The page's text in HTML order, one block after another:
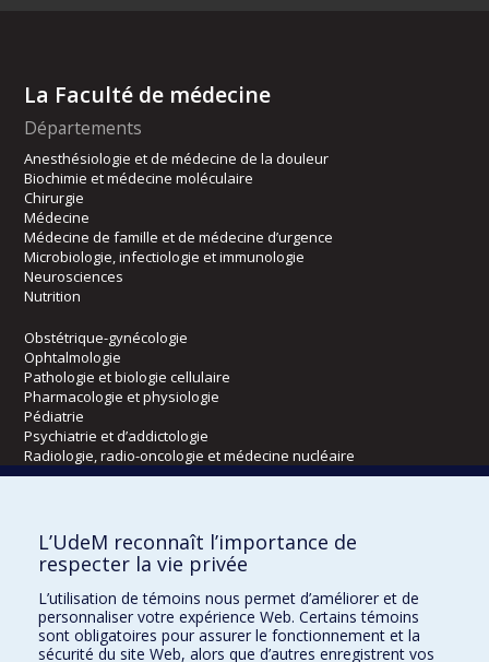
La Faculté de médecine
Départements
Anesthésiologie et de médecine de la douleur
Biochimie et médecine moléculaire
Chirurgie
Médecine
Médecine de famille et de médecine d’urgence
Microbiologie, infectiologie et immunologie
Neurosciences
Nutrition
Obstétrique-gynécologie
Ophtalmologie
Pathologie et biologie cellulaire
Pharmacologie et physiologie
Pédiatrie
Psychiatrie et d’addictologie
Radiologie, radio-oncologie et médecine nucléaire
Écoles
Kinésiologie et des sciences de l’activité physique
Orthophonie et audiologie
Réadaptation
Directions
L’UdeM reconnaît l’importance de
respecter la vie privée
L’utilisation de témoins nous permet d’améliorer et de
personnaliser votre expérience Web. Certains témoins
sont obligatoires pour assurer le fonctionnement et la
sécurité du site Web, alors que d’autres enregistrent vos